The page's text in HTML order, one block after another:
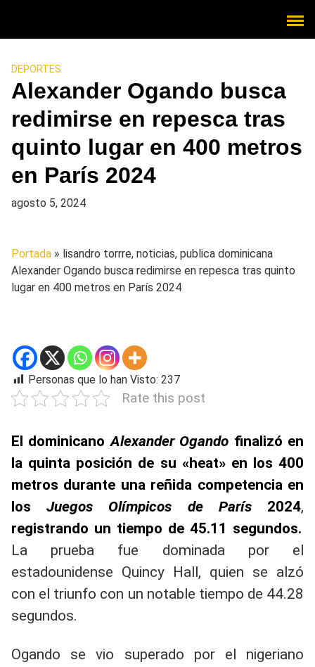
DEPORTES
Alexander Ogando busca
redimirse en repesca tras
quinto lugar en 400 metros
en París 2024
agosto 5, 2024
Portada » lisandro torrre, noticias, publica dominicana
Alexander Ogando busca redimirse en repesca tras quinto
lugar en 400 metros en París 2024
Personas que lo han Visto: 237
Rate this post
El dominicanoAlexander Ogando finalizó en
la quinta posición de su «heat» en los 400
metros durante una reñida competencia en
losJuegos Olímpicos de París2024,
registrando un tiempo de 45.11 segundos.
La prueba fue dominada por el
estadounidense Quincy Hall, quien se alzó
con el triunfo con un notable tiempo de 44.28
segundos.
Ogando se vio superado por el nigeriano